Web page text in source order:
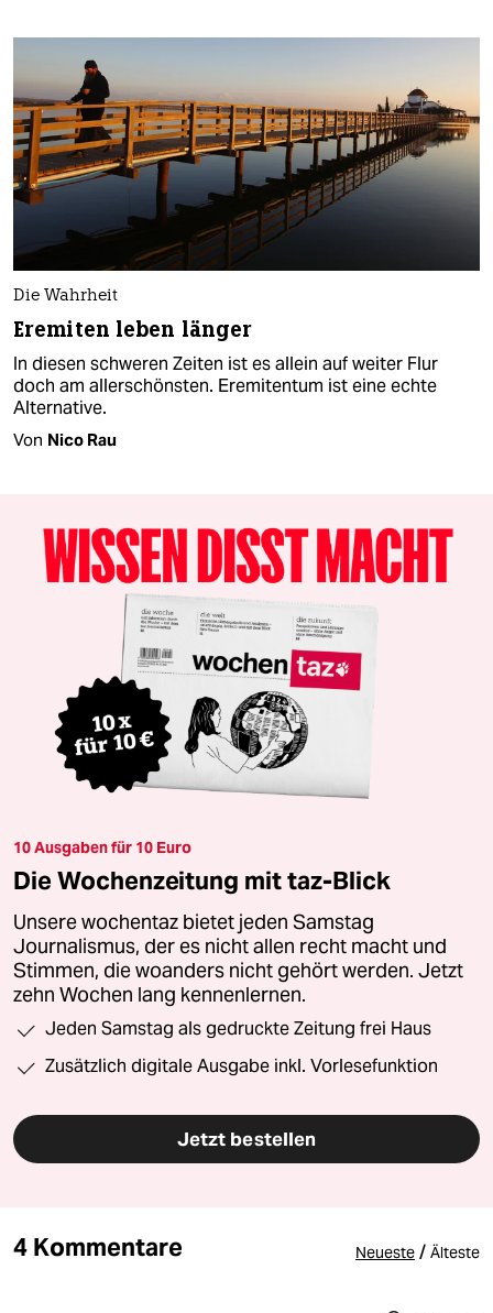
Die Wahrheit
Eremiten leben länger
In diesen schweren Zeiten ist es allein auf weiter Flur
doch am allerschönsten. Eremitentum ist eine echte
Alternative.
Von Nico Rau
10 Ausgaben für 10 Euro
Die Wochenzeitung mit taz-Blick
Unsere wochentaz bietet jeden Samstag
Journalismus, der es nicht allen recht macht und
Stimmen, die woanders nicht gehört werden. Jetzt
zehn Wochen lang kennenlernen.
Jeden Samstag als gedruckte Zeitung frei Haus
Zusätzlich digitale Ausgabe inkl. Vorlesefunktion
Jetzt bestellen
4 Kommentare Neueste / Älteste